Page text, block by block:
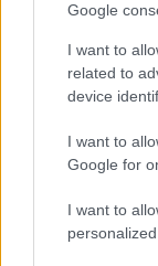
Google
I want to
related to
device
I want to
Google for
I want to